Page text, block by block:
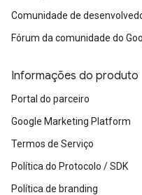
Comunidade de
Fórum da comunidade do
Informações do produto
Portal do parceiro
Google Marketing Platform
Termos de Serviço
Política do Protocolo / SDK
Política de branding